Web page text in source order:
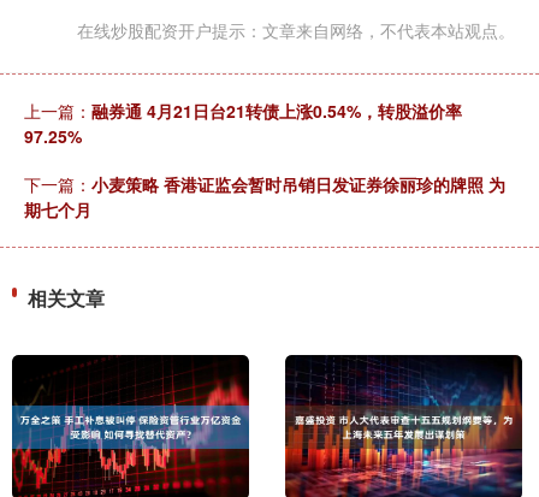
在线炒股配资开户提示：文章来自网络，不代表本站观点。
上一篇： 融券通 4月21日台21转债上涨0.54%，转股溢价率
97.25%
下一篇： 小麦策略 香港证监会暂时吊销日发证券徐丽珍的牌照 为
期七个月
相关文章